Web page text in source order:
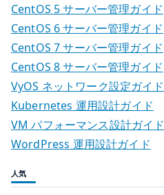
CentOS 5 サーバー管理ガイド
CentOS 6 サーバー管理ガイド
CentOS 7 サーバー管理ガイド
CentOS 8 サーバー管理ガイド
VyOS ネットワーク設定ガイド
Kubernetes 運用設計ガイド
VM パフォーマンス設計ガイド
WordPress 運用設計ガイド
人気